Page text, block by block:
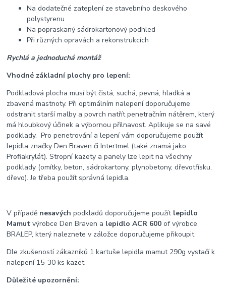
Na dodatečné zateplení ze stavebního deskového
polystyrenu
Na popraskaný sádrokartonový podhled
Při různých opravách a rekonstrukcích
Rychlá a jednoduchá montáž
Vhodné základní plochy pro lepení:
Podkladová plocha musí být čistá, suchá, pevná, hladká a
zbavená mastnoty. Při optimálním nalepení doporučujeme
odstranit starší malby a povrch natřít penetračním nátěrem, který
má hloubkový účinek a výbornou přilnavost. Aplikuje se na savé
podklady. Pro penetrování a lepení vám doporučujeme použít
lepidla značky Den Braven či Intertmel (také znamá jako
Profiakrylát). Stropní kazety a panely lze lepit na všechny
podklady (omítky, beton, sádrokartony, plynobetony, dřevotřísku,
dřevo). Je třeba použít správná lepidla.
V případě nesavých podkladů doporučujeme použít lepidlo
Mamut výrobce Den Braven a lepidlo ACR 600 of výrobce
BRALEP, který naleznete v záložce doporučujeme přikoupit
Dle zkušeností zákazníků 1 kartuše lepidla mamut 290g vystačí k
nalepení 15-30 ks kazet.
Důležité upozornění: